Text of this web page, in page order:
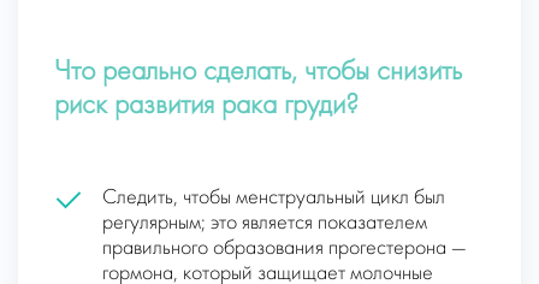
Что реально сделать, чтобы снизить
риск развития рака груди?
Следить, чтобы менструальный цикл был
регулярным; это является показателем
правильного образования прогестерона —
гормона, который защищает молочные